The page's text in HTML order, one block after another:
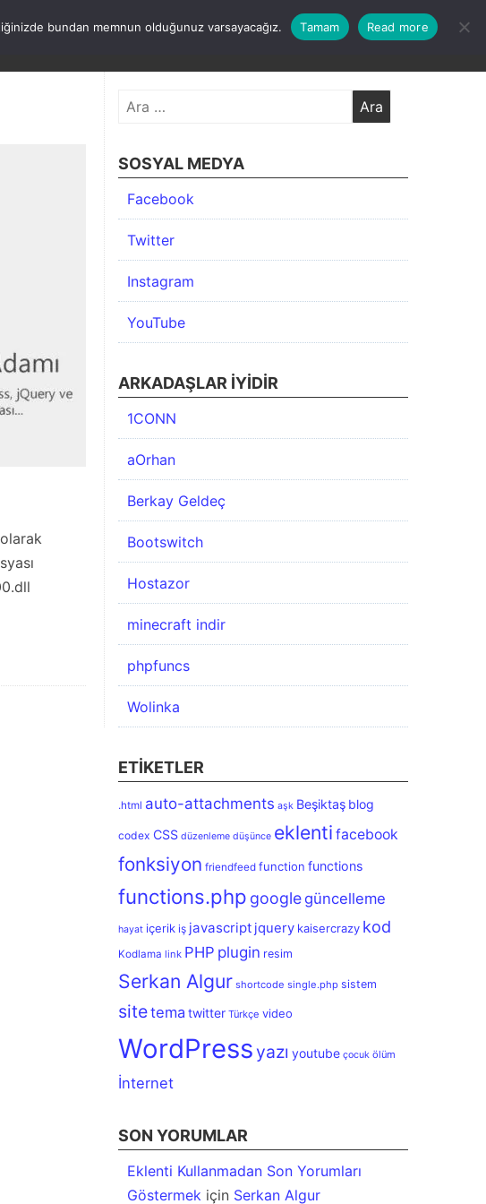
HAKKIMDA KATEGORİLER İLETİŞİM ARŞİV
Arama:
SOSYAL MEDYA
Facebook
Twitter
Instagram
YouTube
ARKADAŞLAR İYIDIR
1CONN
aOrhan
Berkay Geldeç
Bootswitch
Hostazor
minecraft indir
phpfuncs
Wolinka
ETIKETLER
.html auto-attachments aşk Beşiktaş blog
codex CSS düzenleme düşünce eklenti facebook
fonksiyon friendfeed function functions
functions.php googlegüncelleme
hayat içerik iş javascript jquery kaisercrazy kod
Kodlama link PHP plugin resim
Serkan Algur shortcode single.php sistem
sitetema twitter Türkçe video
WordPressyazı youtube çocuk ölüm
İnternet
SON YORUMLAR
Eklenti Kullanmadan Son Yorumları
Göstermekiçin Serkan Algur
bundan memnun olduğunuz varsayacağız. Tamam Read more